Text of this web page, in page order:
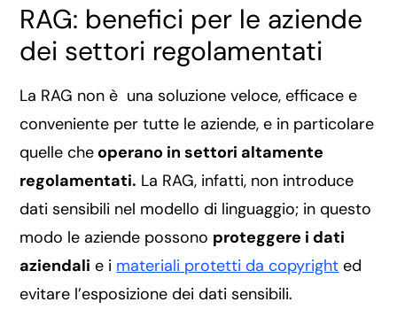
RAG: benefici per le aziende
dei settori regolamentati
La RAG non è una soluzione veloce, efficace e
conveniente per tutte le aziende, e in particolare
quelle che operano in settori altamente
regolamentati. La RAG, infatti, non introduce
dati sensibili nel modello di linguaggio; in questo
modo le aziende possono proteggere i dati
aziendali e i materiali protetti da copyright ed
evitare l’esposizione dei dati sensibili.